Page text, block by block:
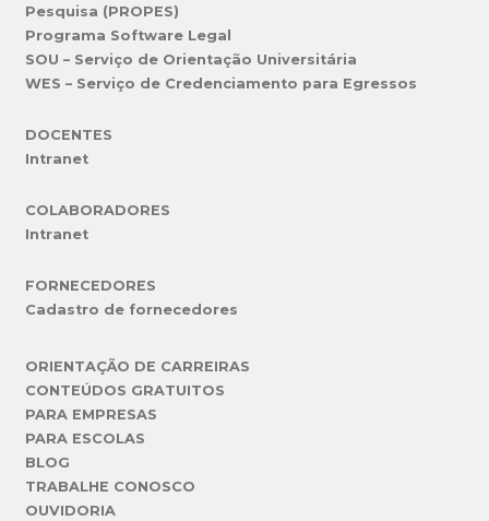
Pesquisa (PROPES)
Programa Software Legal
SOU – Serviço de Orientação Universitária
WES – Serviço de Credenciamento para Egressos
DOCENTES
Intranet
COLABORADORES
Intranet
FORNECEDORES
Cadastro de fornecedores
ORIENTAÇÃO DE CARREIRAS
CONTEÚDOS GRATUITOS
PARA EMPRESAS
PARA ESCOLAS
BLOG
TRABALHE CONOSCO
OUVIDORIA